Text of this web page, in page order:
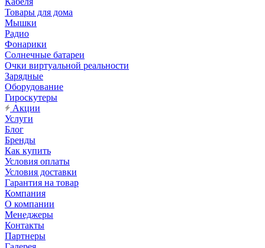
Товары для дома
Мышки
Радио
Фонарики
Солнечные батареи
Очки виртуальной реальности
Зарядные
Оборудование
Гироскутеры
Акции
Услуги
Блог
Бренды
Как купить
Условия оплаты
Условия доставки
Гарантия на товар
Компания
О компании
Менеджеры
Контакты
Партнеры